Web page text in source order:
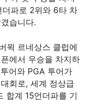
파로 2위와 6타 차
습니다.
윅 르네상스 클럽에
에서 우승을 차지하
어와 PGA 투어가
회로, 세계 정상급
합계 15언더파를 기